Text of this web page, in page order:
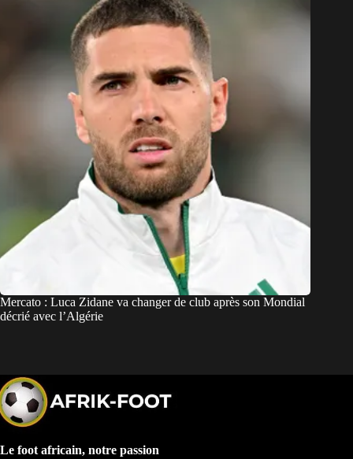
Mercato : Luca Zidane va changer de club après son Mondial
décrié avec l’Algérie
Le foot africain, notre passion